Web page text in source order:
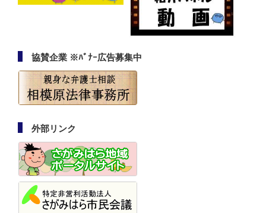
協賛企業 ※ﾊﾞﾅｰ広告募集中
外部リンク